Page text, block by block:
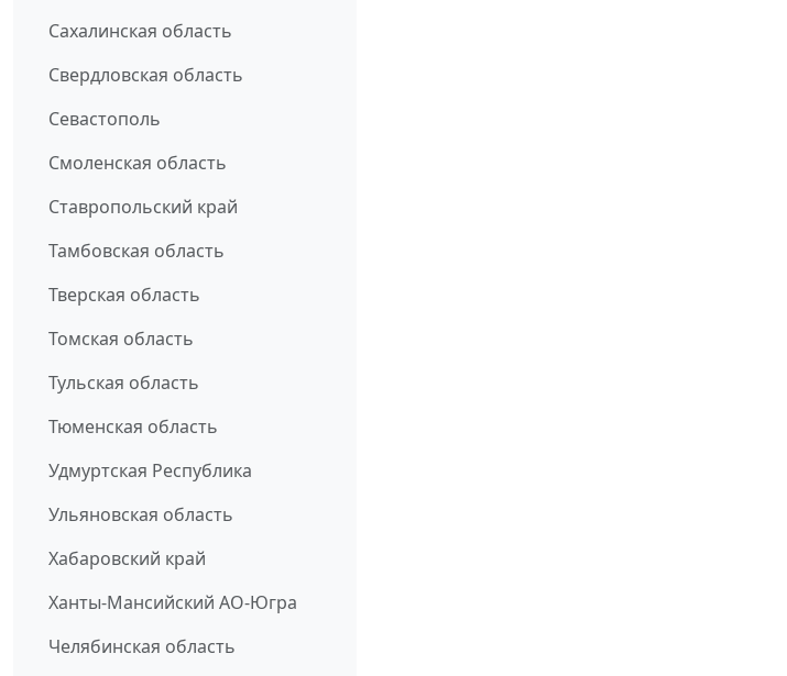
Сахалинская область
Свердловская область
Севастополь
Смоленская область
Ставропольский край
Тамбовская область
Тверская область
Томская область
Тульская область
Тюменская область
Удмуртская Республика
Ульяновская область
Хабаровский край
Ханты-Мансийский АО-Югра
Челябинская область